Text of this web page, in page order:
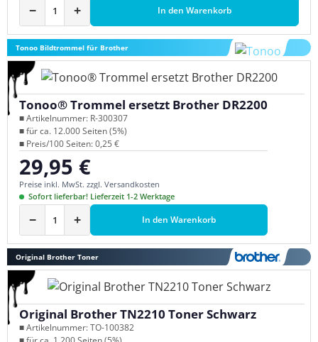
− + In den Warenkorb
Tonoo Bildtrommel für Brother
Tonoo® Trommel ersetzt Brother DR2200
■ Artikelnummer: R-300307
■ für ca. 12.000 Seiten (5%)
■ Preis/100 Seiten: 0,25 €
Regulärer Preis:
29,95 €
Preise inkl. MwSt. zzgl. Versandkosten
Sofort lieferbar! Lieferzeit 1-2 Werktage
− + In den Warenkorb
Original Brother Toner
Original Brother TN2210 Toner Schwarz
■ Artikelnummer: TO-100382